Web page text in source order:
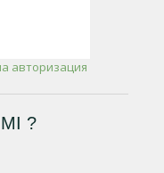
авторизация
?